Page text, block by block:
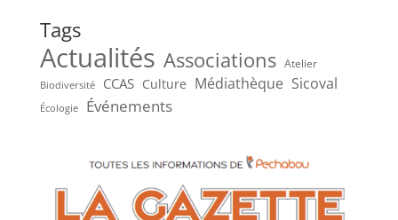
Tags
Actualités Associations Atelier
Biodiversité CCAS Culture Médiathèque Sicoval
Écologie Événements